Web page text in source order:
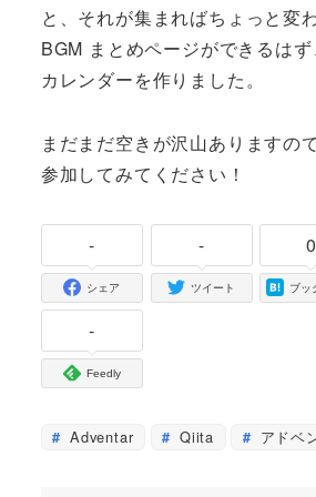
と、それが集まればちょっと変
BGM まとめページができるは
カレンダーを作りました。
まだまだ空きが沢山ありますの
参加してみてください！
-
シェア
-
ツイート
0
ブッ
-
Feedly
Adventar Qiita アドベ